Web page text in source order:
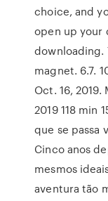
choice, and
open up your
downloading.
magnet. 6.7.
Oct. 16, 2019.
2019 118 min
que se passa
Cinco anos
mesmos
aventura tão